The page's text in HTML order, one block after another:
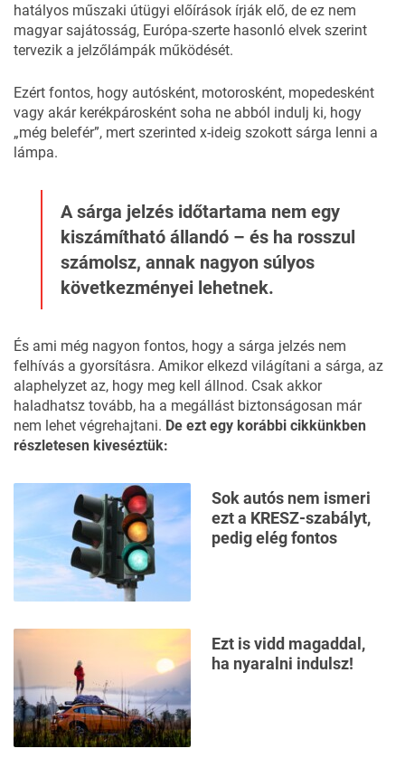
hatályos műszaki útügyi előírások írják elő, de ez nem
magyar sajátosság, Európa-szerte hasonló elvek szerint
tervezik a jelzőlámpák működését.
Ezért fontos, hogy autósként, motorosként, mopedesként
vagy akár kerékpárosként soha ne abból indulj ki, hogy
„még belefér”, mert szerinted x-ideig szokott sárga lenni a
lámpa.
A sárga jelzés időtartama nem egy
kiszámítható állandó – és ha rosszul
számolsz, annak nagyon súlyos
következményei lehetnek.
És ami még nagyon fontos, hogy a sárga jelzés nem
felhívás a gyorsításra. Amikor elkezd világítani a sárga, az
alaphelyzet az, hogy meg kell állnod. Csak akkor
haladhatsz tovább, ha a megállást biztonságosan már
nem lehet végrehajtani. De ezt egy korábbi cikkünkben
részletesen kiveséztük:
Sok autós nem ismeri
ezt a KRESZ-szabályt,
pedig elég fontos
Ezt is vidd magaddal,
ha nyaralni indulsz!